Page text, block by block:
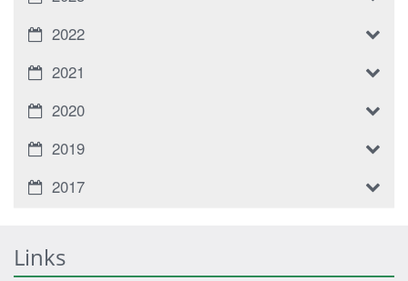
2022
2021
2020
2019
2017
Links